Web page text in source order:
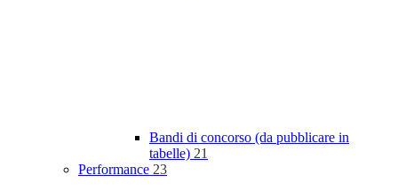
Bandi di concorso (da pubblicare in
tabelle) 21
Performance 23